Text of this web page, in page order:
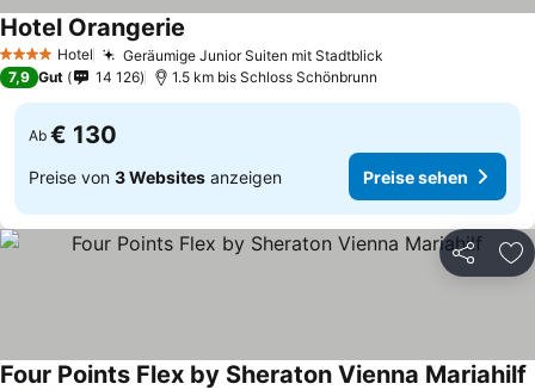
4 Sterne Hotel Geräumige Junior Suiten mit Stadtblick
Hotel Orangerie
7,9 Gut 14 126 1.5 km bis Schloss Schönbrunn
Ab € 130
Preise von 3 Websites anzeigen Preise sehen
Teilen
Four Points Flex by Sheraton Vienna Mariahilf